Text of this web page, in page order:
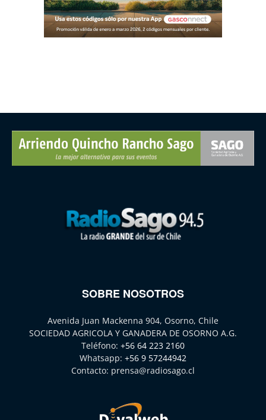
SOBRE NOSOTROS
Avenida Juan Mackenna 904, Osorno, Chile
SOCIEDAD AGRICOLA Y GANADERA DE OSORNO A.G.
Teléfono: +56 64 223 2160
Whatsapp: +56 9 57244942
Contacto: prensa@radiosago.cl